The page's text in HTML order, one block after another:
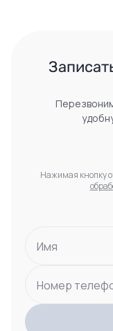
Нажимая кнопку
Имя
Номер